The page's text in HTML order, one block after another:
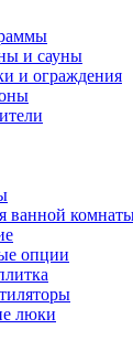
и сауны
и ограждения
ванной
опции
люки